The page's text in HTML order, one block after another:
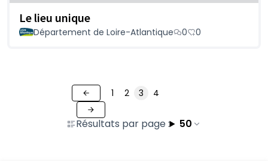
Le lieu unique
Département de Loire-Atlantique 0 0
Résultats par page : 50
1 2 3 4